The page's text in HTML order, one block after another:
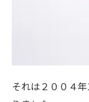
それは２００４